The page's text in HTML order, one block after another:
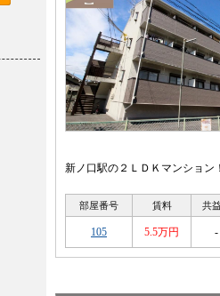
新ノ口駅の２ＬＤＫマンショ
部屋番号 賃料 共
105 5.5万円 -